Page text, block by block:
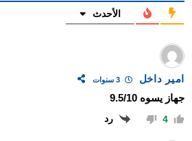
الأحدث
امير داخل 3 سنوات
جهاز يسوه 9.5/10
4 رد